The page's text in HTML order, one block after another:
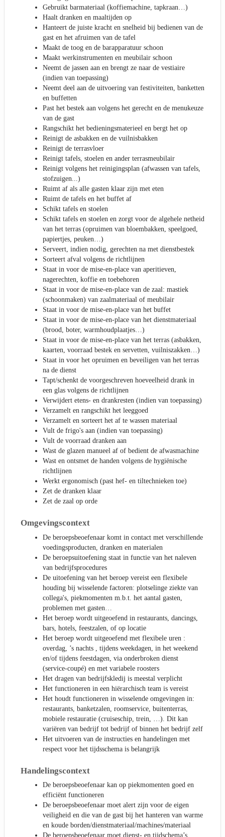
Gebruikt barmateriaal (koffiemachine, tapkraan…)
Haalt dranken en maaltijden op
Hanteert de juiste kracht en snelheid bij bedienen van de
gast en het afruimen van de tafel
Maakt de toog en de barapparatuur schoon
Maakt werkinstrumenten en meubilair schoon
Neemt de jassen aan en brengt ze naar de vestiaire
(indien van toepassing)
Neemt deel aan de uitvoering van festiviteiten, banketten
en buffetten
Past het bestek aan volgens het gerecht en de menukeuze
van de gast
Rangschikt het bedieningsmaterieel en bergt het op
Reinigt de asbakken en de vuilnisbakken
Reinigt de terrasvloer
Reinigt tafels, stoelen en ander terrasmeubilair
Reinigt volgens het reinigingsplan (afwassen van tafels,
stofzuigen...)
Ruimt af als alle gasten klaar zijn met eten
Ruimt de tafels en het buffet af
Schikt tafels en stoelen
Schikt tafels en stoelen en zorgt voor de algehele netheid
van het terras (opruimen van bloembakken, speelgoed,
papiertjes, peuken…)
Serveert, indien nodig, gerechten na met dienstbestek
Sorteert afval volgens de richtlijnen
Staat in voor de mise-en-place van aperitieven,
nagerechten, koffie en toebehoren
Staat in voor de mise-en-place van de zaal: mastiek
(schoonmaken) van zaalmateriaal of meubilair
Staat in voor de mise-en-place van het buffet
Staat in voor de mise-en-place van het dienstmateriaal
(brood, boter, warmhoudplaatjes…)
Staat in voor de mise-en-place van het terras (asbakken,
kaarten, voorraad bestek en servetten, vuilniszakken…)
Staat in voor het opruimen en beveiligen van het terras
na de dienst
Tapt/schenkt de voorgeschreven hoeveelheid drank in
een glas volgens de richtlijnen
Verwijdert etens- en drankresten (indien van toepassing)
Verzamelt en rangschikt het leeggoed
Verzamelt en sorteert het af te wassen materiaal
Vult de frigo's aan (indien van toepassing)
Vult de voorraad dranken aan
Wast de glazen manueel af of bedient de afwasmachine
Wast en ontsmet de handen volgens de hygiënische
richtlijnen
Werkt ergonomisch (past hef- en tiltechnieken toe)
Zet de dranken klaar
Zet de zaal op orde
Omgevingscontext
De beroepsbeoefenaar komt in contact met verschillende
voedingsproducten, dranken en materialen
De beroepsuitoefening staat in functie van het naleven
van bedrijfsprocedures
De uitoefening van het beroep vereist een flexibele
houding bij wisselende factoren: plotselinge ziekte van
collega's, piekmomenten m.b.t. het aantal gasten,
problemen met gasten…
Het beroep wordt uitgeoefend in restaurants, dancings,
bars, hotels, feestzalen, of op locatie
Het beroep wordt uitgeoefend met flexibele uren :
overdag, ’s nachts , tijdens weekdagen, in het weekend
en/of tijdens feestdagen, via onderbroken dienst
(service-coupé) en met variabele roosters
Het dragen van bedrijfskledij is meestal verplicht
Het functioneren in een hiërarchisch team is vereist
Het houdt functioneren in wisselende omgevingen in:
restaurants, banketzalen, roomservice, buitenterras,
mobiele restauratie (cruiseschip, trein, …). Dit kan
variëren van bedrijf tot bedrijf of binnen het bedrijf zelf
Het uitvoeren van de instructies en handelingen met
respect voor het tijdsschema is belangrijk
Handelingscontext
De beroepsbeoefenaar kan op piekmomenten goed en
efficiënt functioneren
De beroepsbeoefenaar moet alert zijn voor de eigen
veiligheid en die van de gast bij het hanteren van warme
en koude borden/dienstmateriaal/machines/materiaal
De beroepsbeoefenaar moet dienst- en tijdschema’s